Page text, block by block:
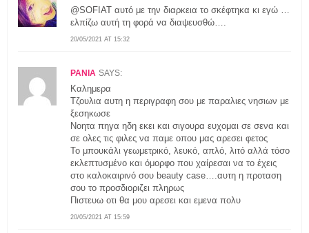
20/05/2021 AT 15:32
@SOFIAT αυτό με την διαρκεια το σκέφτηκα κι εγώ …
ελπίζω αυτή τη φορά να διαψευσθώ….
ΡΑΝΙΑ SAYS:
20/05/2021 AT 15:59
Kαλημερα
Τζουλια αυτη η περιγραφη σου με παραλιες νησιων με
ξεσηκωσε
Νοητα πηγα ηδη εκει και σιγουρα ευχομαι σε σενα και
σε ολες τις φιλες να παμε οπου μας αρεσει φετος
Το μπουκάλι γεωμετρικό, λευκό, απλό, λιτό αλλά τόσο
εκλεπτυσμένο και όμορφο που χαίρεσαι να το έχεις
στο καλοκαιρινό σου beauty case….αυτη η προταση
σου το προσδιοριζει πληρως
Πιστευω οτι θα μου αρεσει και εμενα πολυ